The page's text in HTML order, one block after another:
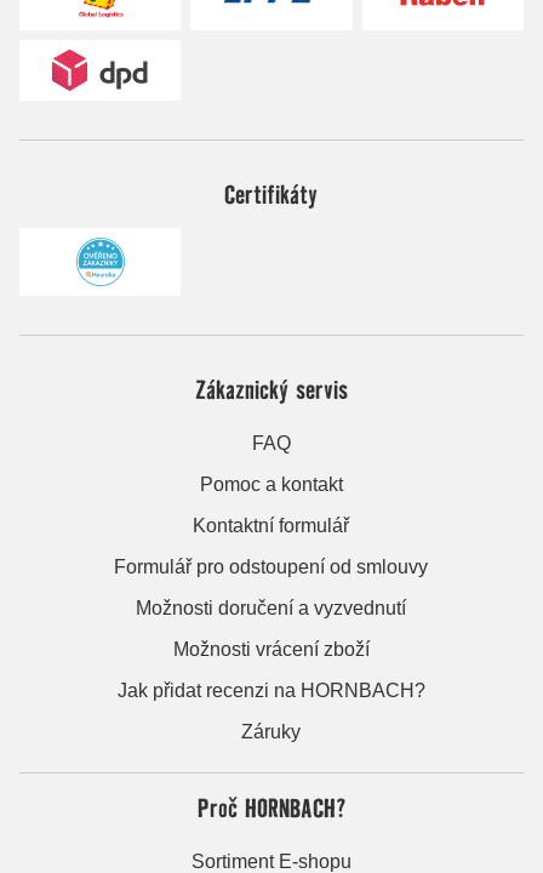
Certifikáty
Zákaznický servis
FAQ
Pomoc a kontakt
Kontaktní formulář
Formulář pro odstoupení od smlouvy
Možnosti doručení a vyzvednutí
Možnosti vrácení zboží
Jak přidat recenzi na HORNBACH?
Záruky
Proč HORNBACH?
Sortiment E-shopu